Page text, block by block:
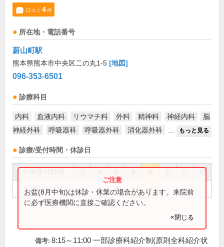
口コミ 4件
所在地・電話番号
蔚山町駅
熊本県熊本市中央区二の丸1-5 [地図]
096-353-6501
診療科目
内科 血液内科 リウマチ科 外科 精神科 神経内科
脳
神経外科
呼吸器科 呼吸器外科 消化器外科 もっと見る
診療/受付時間・休診日
祝
8:15～11:00 ● ● ● ● ●
お盆(8月中旬)は休診・休業の場合があります。来院前
に必ず医療機関に直接ご確認ください。
×閉じる
備考: 8:15～11:00 一部診療科紹介制(原則全科紹介状